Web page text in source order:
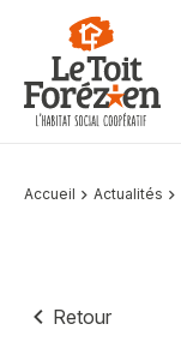
Aller au contenu
Accueil Actualités
Retour